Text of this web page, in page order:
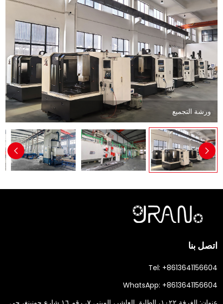
ورشة التجميع
اتصل بنا
Tel: +8613641156604
WhatsApp: +8613641156604